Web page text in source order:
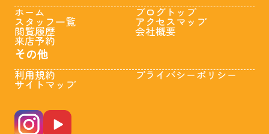
ホーム
スタッフ一覧
閲覧履歴
来店予約
ブログトップ
アクセスマップ
会社概要
その他
利用規約
サイトマップ
プライバシーポリシー